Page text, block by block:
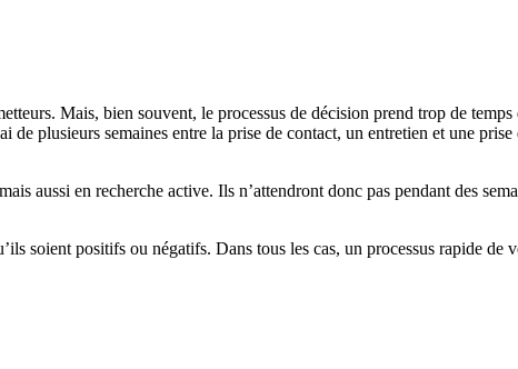
. Mais, bien souvent, le processus de décision prend trop de temps
plusieurs semaines entre la prise de contact, un entretien et une
aussi en recherche active. Ils n’attendront donc pas pendant des
soient positifs ou négatifs. Dans tous les cas, un processus rapide de